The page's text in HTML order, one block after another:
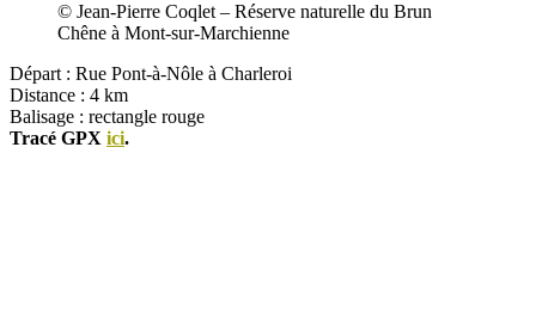
© Jean-Pierre Coqlet – Réserve naturelle du Brun
Chêne à Mont-sur-Marchienne
Départ : Rue Pont-à-Nôle à Charleroi
Distance : 4 km
Balisage : rectangle rouge
Tracé GPX ici.